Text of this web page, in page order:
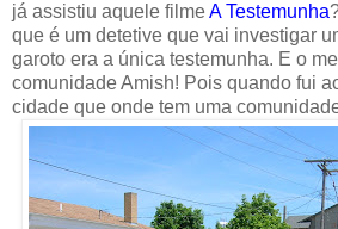
já assistiu aquele filmeA Testemunha
que é um detetive que vai investigar
garoto era a única testemunha. E o
comunidade Amish! Pois quando fui
cidade que onde tem uma